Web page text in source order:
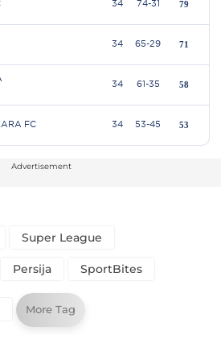
Advertisement
Super League
Persija SportBites
More Tag